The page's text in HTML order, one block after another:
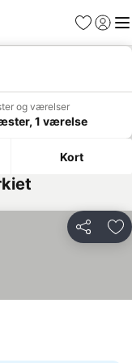
Favoritter
Log ind
og værelser
1 værelse
Kort
Del